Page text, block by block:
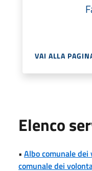
VAI ALLA
Elenco
• Albo comunale
comunale dei